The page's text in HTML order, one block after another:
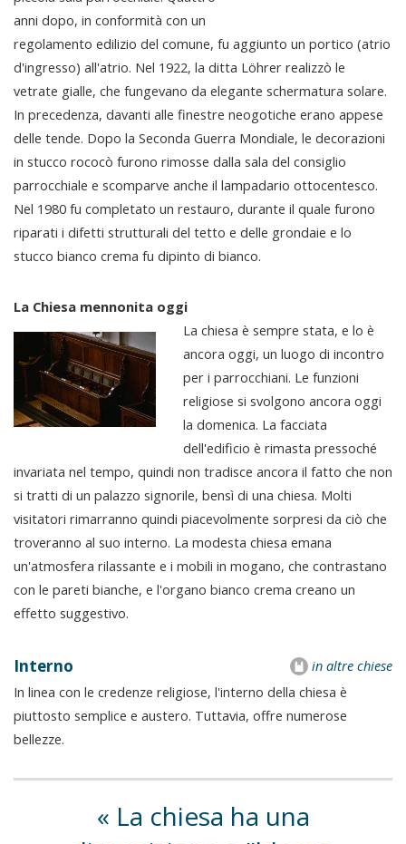
anni dopo, in conformità con un
regolamento edilizio del comune, fu aggiunto un portico (atrio
d'ingresso) all'atrio. Nel 1922, la ditta Löhrer realizzò le
vetrate gialle, che fungevano da elegante schermatura solare.
In precedenza, davanti alle finestre neogotiche erano appese
delle tende. Dopo la Seconda Guerra Mondiale, le decorazioni
in stucco rococò furono rimosse dalla sala del consiglio
parrocchiale e scomparve anche il lampadario ottocentesco.
Nel 1980 fu completato un restauro, durante il quale furono
riparati i difetti strutturali del tetto e delle grondaie e lo
stucco bianco crema fu dipinto di bianco.
La Chiesa mennonita oggi
La chiesa è sempre stata, e lo è
ancora oggi, un luogo di incontro
per i parrocchiani. Le funzioni
religiose si svolgono ancora oggi
la domenica. La facciata
dell'edificio è rimasta pressoché
invariata nel tempo, quindi non tradisce ancora il fatto che non
si tratti di un palazzo signorile, bensì di una chiesa. Molti
visitatori rimarranno quindi piacevolmente sorpresi da ciò che
troveranno al suo interno. La modesta chiesa emana
un'atmosfera rilassante e i mobili in mogano, che contrastano
con le pareti bianche, e l'organo bianco crema creano un
effetto suggestivo.
in altre chiese
Interno
In linea con le credenze religiose, l'interno della chiesa è
piuttosto semplice e austero. Tuttavia, offre numerose
bellezze.
La chiesa ha una